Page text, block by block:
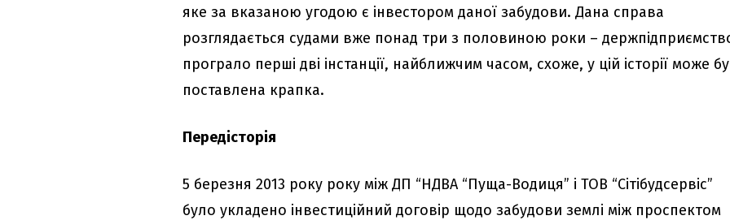
яке за вказаною угодою є інвестором даної забудови. Дана справа
розглядається судами вже понад три з половиною роки –
програло перші дві інстанції, найближчим часом, схоже, у цій історії може
поставлена крапка.
Передісторія
5 березня 2013 року року між ДП “НДВА “Пуща-Водиця” і ТОВ “Сітібудсервіс”
було укладено інвестиційний договір щодо забудови землі між проспектом